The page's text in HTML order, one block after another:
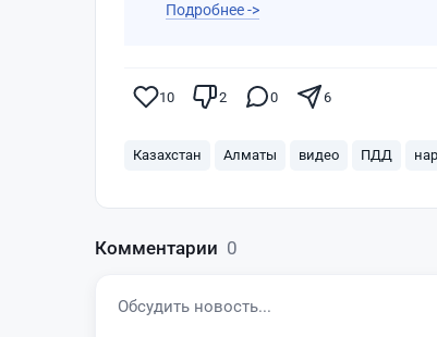
Подробнее ->
10 2 0 6
Казахстан Алматы видео ПДД
Комментарии 0